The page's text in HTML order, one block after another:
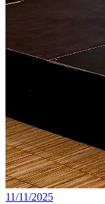
11/11/2025